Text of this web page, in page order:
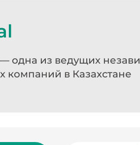
одна из ведущих
компаний в Казахстане